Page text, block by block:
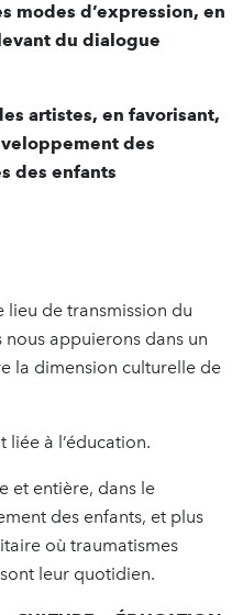
modes d’expression, en
du dialogue
artistes, en favorisant,
des
des enfants
lieu de transmission du
nous appuierons dans un
la dimension culturelle de
liée à l’éducation.
et entière, dans le
des enfants, et plus
où traumatismes
leur quotidien.